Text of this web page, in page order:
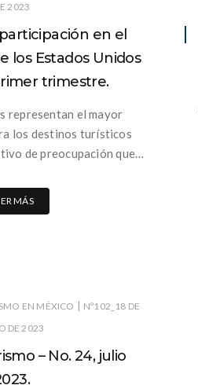
2023
en el
los Estados Unidos
trimestre.
representan el mayor
los destinos turísticos
de preocupación que…
MÁS
EN MÉXICO | Nº102_18 DE
DE 2023
– No. 24, julio